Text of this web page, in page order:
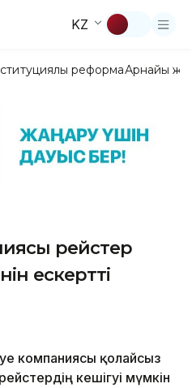
KZ
реформаАрнайы
рейстер
ескертті
компаниясы қолайсыз
кешігуі мүмкін